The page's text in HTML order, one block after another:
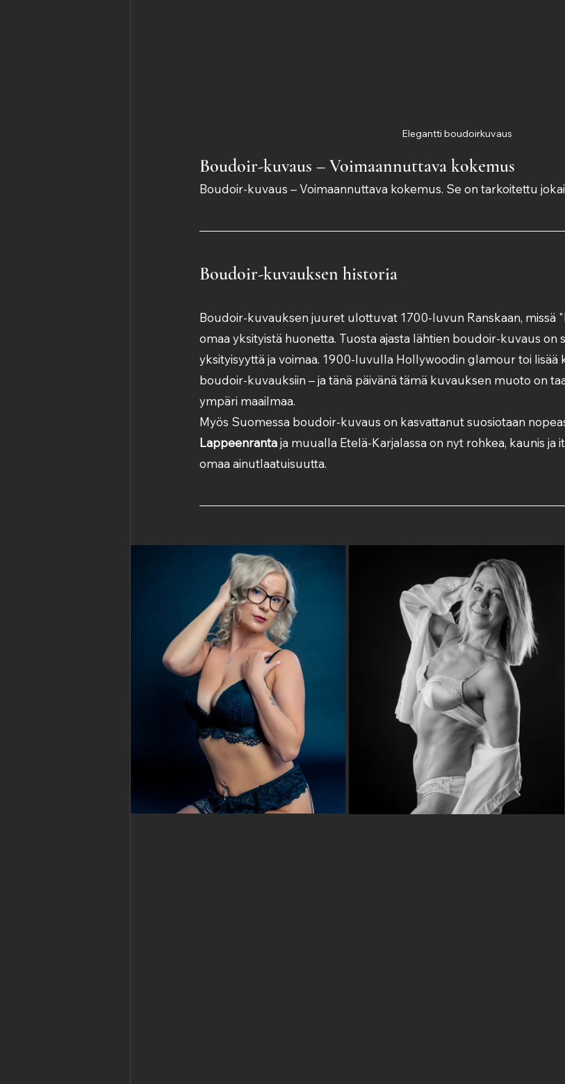
Elegantti boudoirkuvaus
Boudoir-kuvaus – Voimaannuttava kokemus
Boudoir-kuvaus – Voimaannuttava kokemus. Se on tarkoitettu
Boudoir-kuvauksen historia
Boudoir-kuvauksen juuret ulottuvat 1700-luvun Ranskaan, missä
omaa yksityistä huonetta. Tuosta ajasta lähtien boudoir-kuvaus on
yksityisyyttä ja voimaa. 1900-luvulla Hollywoodin glamour toi lisää
boudoir-kuvauksiin – ja tänä päivänä tämä kuvauksen muoto on
ympäri maailmaa.
Myös Suomessa boudoir-kuvaus on kasvattanut suosiotaan
Lappeenranta ja muualla Etelä-Karjalassa on nyt rohkea, kaunis ja
omaa ainutlaatuisuutta.